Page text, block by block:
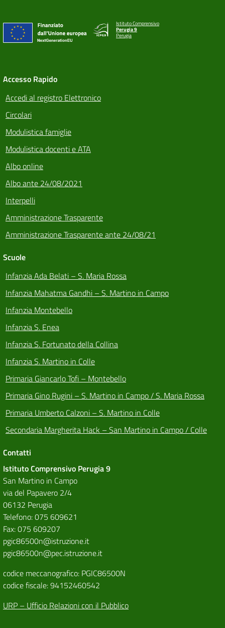
Istituto Comprensivo
Perugia 9
Perugia
Accesso Rapido
Accedi al registro Elettronico
Circolari
Modulistica famiglie
Modulistica docenti e ATA
Albo online
Albo ante 24/08/2021
Interpelli
Amministrazione Trasparente
Amministrazione Trasparente ante 24/08/21
Scuole
Infanzia Ada Belati – S. Maria Rossa
Infanzia Mahatma Gandhi – S. Martino in Campo
Infanzia Montebello
Infanzia S. Enea
Infanzia S. Fortunato della Collina
Infanzia S. Martino in Colle
Primaria Giancarlo Tofi – Montebello
Primaria Gino Rugini – S. Martino in Campo / S. Maria Rossa
Primaria Umberto Calzoni – S. Martino in Colle
Secondaria Margherita Hack – San Martino in Campo / Colle
Contatti
Istituto Comprensivo Perugia 9
San Martino in Campo
via del Papavero 2/4
06132 Perugia
Telefono: 075 609621
Fax: 075 609207
pgic86500n@istruzione.it
pgic86500n@pec.istruzione.it
codice meccanografico: PGIC86500N
codice fiscale: 94152460542
URP – Ufficio Relazioni con il Pubblico